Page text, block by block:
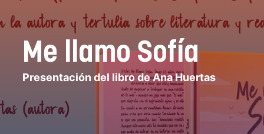
Me llamo Sofía
Presentación del libro de Ana Huertas